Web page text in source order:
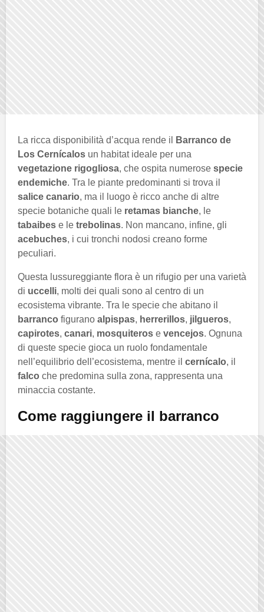
La ricca disponibilità d’acqua rende il
Barranco de
Los Cernícalos un habitat ideale per una
vegetazione rigogliosa, che ospita numerose specie
endemiche. Tra le piante predominanti si trova il
salice canario, ma il luogo è ricco anche di altre
specie botaniche quali le retamas bianche, le
tabaibes e le trebolinas. Non mancano, infine, gli
acebuches, i cui tronchi nodosi creano forme
peculiari.
Questa lussureggiante flora è un rifugio per una varietà
di uccelli, molti dei quali sono al centro di un
ecosistema vibrante. Tra le specie che abitano il
barranco figurano alpispas, herrerillos, jilgueros,
capirotes, canari, mosquiteros e vencejos. Ognuna
di queste specie gioca un ruolo fondamentale
nell’equilibrio dell’ecosistema, mentre il cernícalo, il
falco che predomina sulla zona, rappresenta una
minaccia costante.
Come raggiungere il barranco